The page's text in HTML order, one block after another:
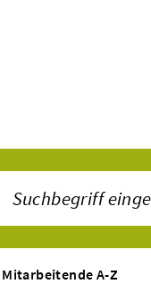
Mitarbeitende A-Z